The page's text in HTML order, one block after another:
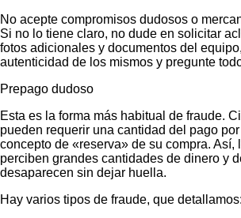
No acepte compromisos dudosos o
Si no lo tiene claro, no dude en solicitar
fotos adicionales y documentos del
autenticidad de los mismos y pregunte
Prepago dudoso
Esta es la forma más habitual de fraude.
pueden requerir una cantidad del pago
concepto de «reserva» de su compra. Así,
perciben grandes cantidades de dinero y
desaparecen sin dejar huella.
Hay varios tipos de fraude, que detallamos: